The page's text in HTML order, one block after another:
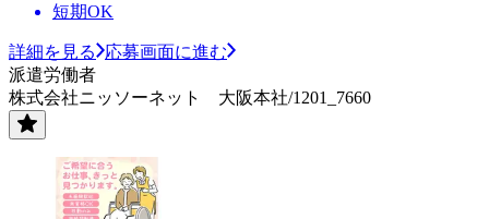
短期OK
詳細を見る
応募画面に進む
派遣労働者
株式会社ニッソーネット 大阪本社/1201_7660